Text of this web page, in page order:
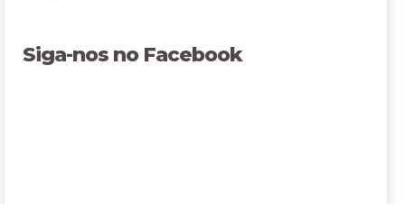
Siga-nos no Facebook